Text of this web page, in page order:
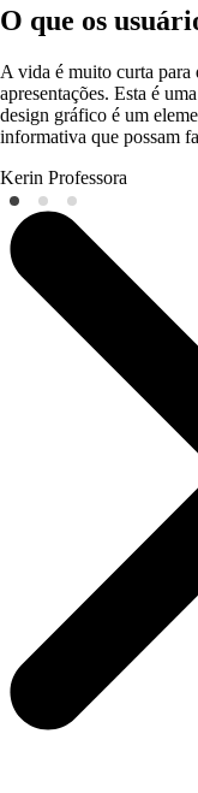
O que os
A vida é muito curta para
apresentações. Esta é
design gráfico é um
informativa que possam
Kerin Professora